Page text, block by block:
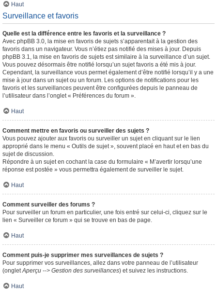
Haut
Surveillance et favoris
Quelle est la différence entre les favoris et la surveillance ?
Avec phpBB 3.0, la mise en favoris de sujets s’apparentait à la gestion des
favoris dans un navigateur. Vous n’étiez pas notifié des mises à jour. Depuis
phpBB 3.1, la mise en favoris de sujets est similaire à la surveillance d’un sujet.
Vous pouvez désormais être notifié lorsqu’un sujet favoris a été mis à jour.
Cependant, la surveillance vous permet également d’être notifié lorsqu’il y a une
mise à jour dans un sujet ou un forum. Les options de notifications pour les
favoris et les surveillances peuvent être configurées depuis le panneau de
l’utilisateur dans l’onglet « Préférences du forum ».
Haut
Comment mettre en favoris ou surveiller des sujets ?
Vous pouvez ajouter aux favoris ou surveiller un sujet en cliquant sur le lien
approprié dans le menu « Outils de sujet », souvent placé en haut et en bas du
sujet de discussion.
Répondre à un sujet en cochant la case du formulaire « M’avertir lorsqu’une
réponse est postée » vous permettra également de surveiller le sujet.
Haut
Comment surveiller des forums ?
Pour surveiller un forum en particulier, une fois entré sur celui-ci, cliquez sur le
lien « Surveiller ce forum » qui se trouve en bas de page.
Haut
Comment puis-je supprimer mes surveillances de sujets ?
Pour supprimer vos surveillances, allez dans votre panneau de l’utilisateur
(ongletAperçu --> Gestion des surveillances) et suivez les instructions.
Haut